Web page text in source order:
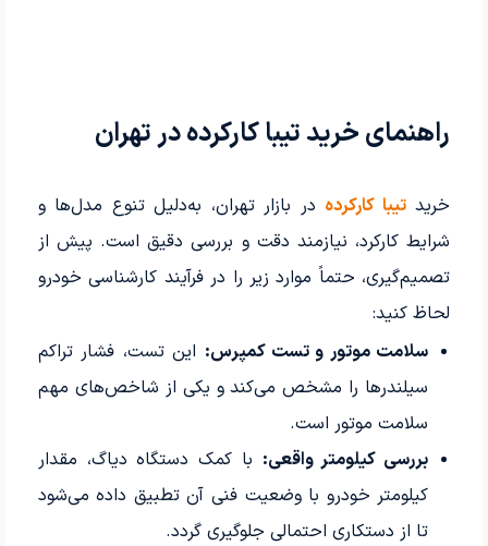
راهنمای خرید تیبا کارکرده در تهران
خریدتیبا کارکرده در بازار تهران، به‌دلیل تنوع مدل‌ها و
شرایط کارکرد، نیازمند دقت و بررسی دقیق است. پیش از
تصمیم‌گیری، حتماً موارد زیر را در فرآیند کارشناسی خودرو
لحاظ کنید:
سلامت موتور و تست کمپرس: این تست، فشار تراکم
سیلندرها را مشخص می‌کند و یکی از شاخص‌های مهم
سلامت موتور است.
بررسی کیلومتر واقعی: با کمک دستگاه دیاگ، مقدار
کیلومتر خودرو با وضعیت فنی آن تطبیق داده می‌شود
تا از دستکاری احتمالی جلوگیری گردد.